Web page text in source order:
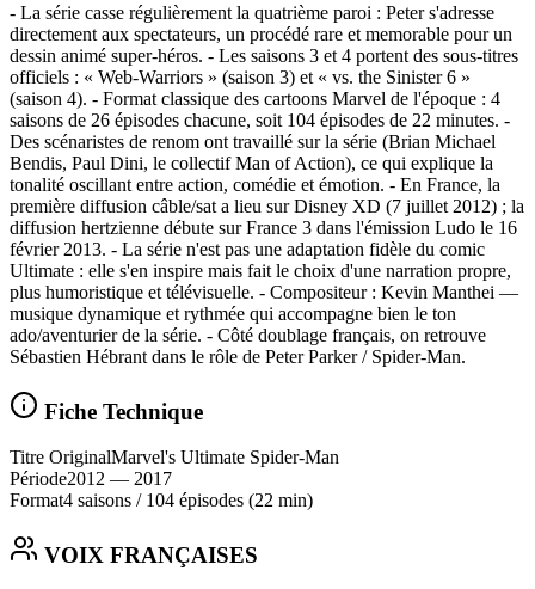
- La série casse régulièrement la quatrième paroi : Peter s'adresse
directement aux spectateurs, un procédé rare et memorable pour un
dessin animé super-héros. - Les saisons 3 et 4 portent des sous-titres
officiels : « Web-Warriors » (saison 3) et « vs. the Sinister 6 »
(saison 4). - Format classique des cartoons Marvel de l'époque : 4
saisons de 26 épisodes chacune, soit 104 épisodes de 22 minutes. -
Des scénaristes de renom ont travaillé sur la série (Brian Michael
Bendis, Paul Dini, le collectif Man of Action), ce qui explique la
tonalité oscillant entre action, comédie et émotion. - En France, la
première diffusion câble/sat a lieu sur Disney XD (7 juillet 2012) ; la
diffusion hertzienne débute sur France 3 dans l'émission Ludo le 16
février 2013. - La série n'est pas une adaptation fidèle du comic
Ultimate : elle s'en inspire mais fait le choix d'une narration propre,
plus humoristique et télévisuelle. - Compositeur : Kevin Manthei —
musique dynamique et rythmée qui accompagne bien le ton
ado/aventurier de la série. - Côté doublage français, on retrouve
Sébastien Hébrant dans le rôle de Peter Parker / Spider-Man.
Fiche Technique
Titre OriginalMarvel's Ultimate Spider-Man
Période2012 — 2017
Format4 saisons / 104 épisodes (22 min)
VOIX FRANÇAISES